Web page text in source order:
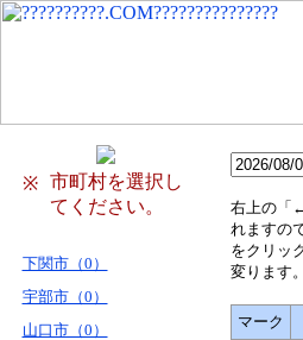
※
市町村を選択し
てください。
下関市（0）
宇部市（0）
山口市（0）
右上の「
れますの
をクリッ
変ります。
マーク